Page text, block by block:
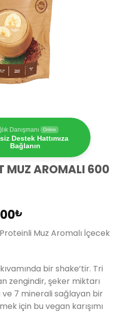
Danışmanı Online
Destek Hattımıza
Bağlanın
MUZ AROMALI 600
₺
andaki
fiyat:
Muz Aromalı İçecek
bir shake’tir. Tri
zengindir, şeker miktarı
ve 7 minerali sağlayan bir
için bu vegan karışımı